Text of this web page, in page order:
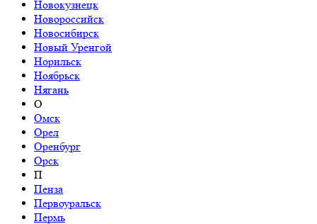
Новокузнецк
Новороссийск
Новосибирск
Новый Уренгой
Норильск
Ноябрьск
Нягань
О
Омск
Орел
Оренбург
Орск
П
Пенза
Первоуральск
Пермь